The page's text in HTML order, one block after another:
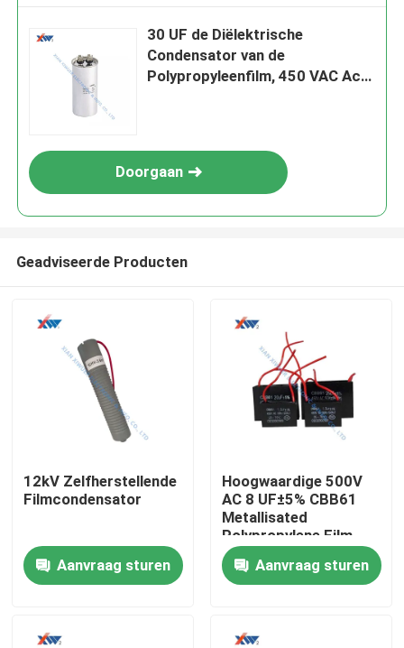
Producten
VR-show
30 UF de Diëlektrische
Condensator van de
Polypropyleenfilm, 450 VAC Ac
Doorgaan
Geadviseerde Producten
12kV Zelfherstellende
Filmcondensator
Aanvraag sturen
Hoogwaardige 500V
AC 8 UF±5% CBB61
Metallisated
Polypropylene Film
Dielectric Capacitor
Aanvraag sturen